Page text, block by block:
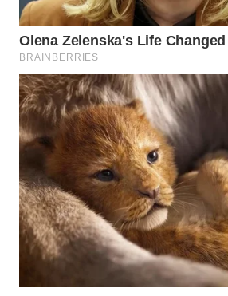
MALUKU
WN
WN
DAIRI
DANAU
TOBA
WN
NIAS